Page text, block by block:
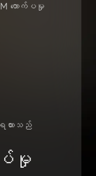
တောက်ပမှု
ထားသည်
မှု